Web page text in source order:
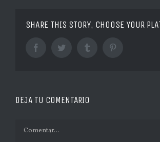
SHARE THIS STORY, CHOOSE YOUR
Facebook Twitter Tumblr
DEJA TU COMENTARIO
Comentar